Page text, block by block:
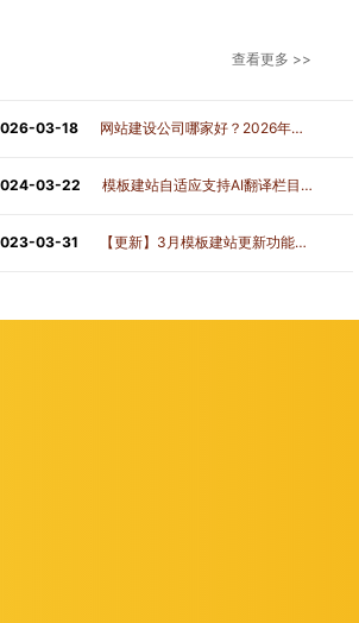
查看更多 >>
03-18 网站建设公司哪家好？2026年企业建站服务商选型技术白皮书
03-22 模板建站自适应支持AI翻译栏目页（需要高级版）
03-31 【更新】3月模板建站更新功能汇总来啦！